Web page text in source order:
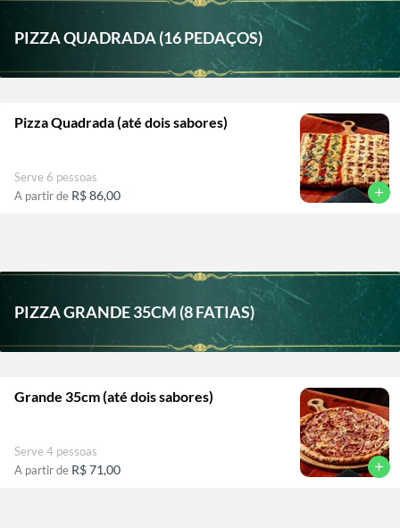
PIZZA QUADRADA (16 PEDAÇOS)
Pizza Quadrada (até dois sabores)
Serve 6 pessoas
A partir de R$ 86,00 add
PIZZA GRANDE 35CM (8 FATIAS)
Grande 35cm (até dois sabores)
Serve 4 pessoas
A partir de R$ 71,00 add